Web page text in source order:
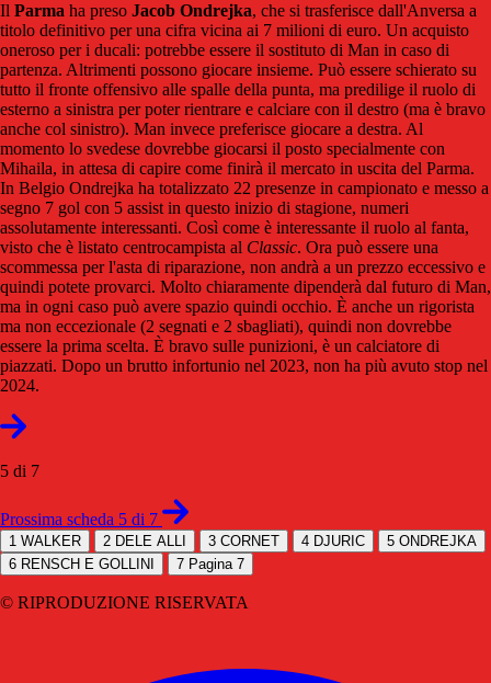
Il Parma ha preso Jacob Ondrejka, che si trasferisce dall'Anversa a
titolo definitivo per una cifra vicina ai 7 milioni di euro. Un acquisto
oneroso per i ducali: potrebbe essere il sostituto di Man in caso di
partenza. Altrimenti possono giocare insieme. Può essere schierato su
tutto il fronte offensivo alle spalle della punta, ma predilige il ruolo di
esterno a sinistra per poter rientrare e calciare con il destro (ma è bravo
anche col sinistro). Man invece preferisce giocare a destra. Al
momento lo svedese dovrebbe giocarsi il posto specialmente con
Mihaila, in attesa di capire come finirà il mercato in uscita del Parma.
In Belgio Ondrejka ha totalizzato 22 presenze in campionato e messo a
segno 7 gol con 5 assist in questo inizio di stagione, numeri
assolutamente interessanti. Così come è interessante il ruolo al fanta,
visto che è listato centrocampista al Classic. Ora può essere una
scommessa per l'asta di riparazione, non andrà a un prezzo eccessivo e
quindi potete provarci. Molto chiaramente dipenderà dal futuro di Man,
ma in ogni caso può avere spazio quindi occhio. È anche un rigorista
ma non eccezionale (2 segnati e 2 sbagliati), quindi non dovrebbe
essere la prima scelta. È bravo sulle punizioni, è un calciatore di
piazzati. Dopo un brutto infortunio nel 2023, non ha più avuto stop nel
2024.
5 di 7
Prossima scheda 5 di 7
1 WALKER 2 DELE ALLI 3 CORNET 4 DJURIC 5 ONDREJKA
6 RENSCH E GOLLINI 7 Pagina 7
© RIPRODUZIONE RISERVATA